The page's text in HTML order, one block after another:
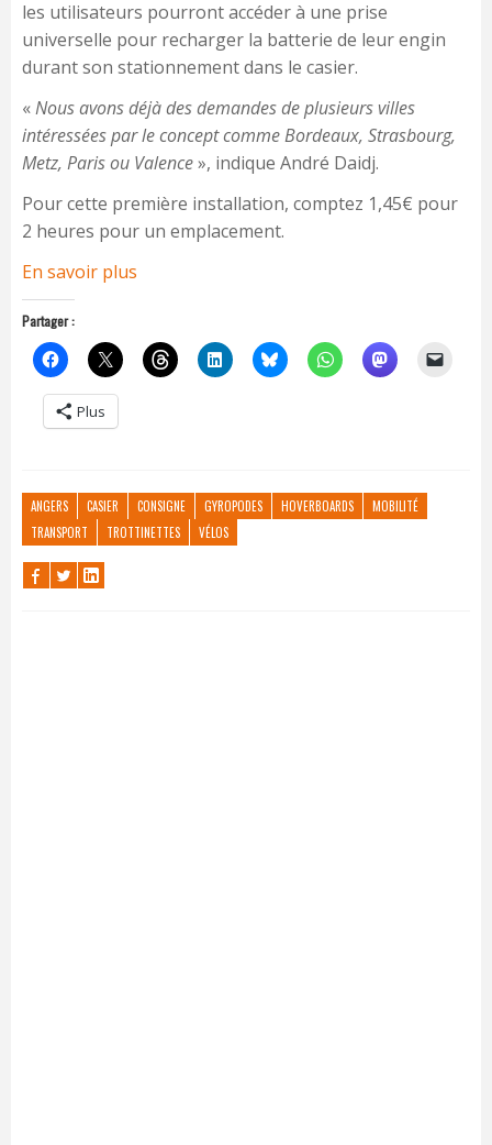
les utilisateurs pourront accéder à une prise
universelle pour recharger la batterie de leur engin
durant son stationnement dans le casier.
«Nous avons déjà des demandes de plusieurs villes
intéressées par le concept comme Bordeaux, Strasbourg,
Metz, Paris ou Valence», indique André Daidj.
Pour cette première installation, comptez 1,45€ pour
2 heures pour un emplacement.
En savoir plus
Partager :
Plus
ANGERS CASIER CONSIGNE GYROPODES HOVERBOARDS
MOBILITÉ
TRANSPORT
TROTTINETTES VÉLOS